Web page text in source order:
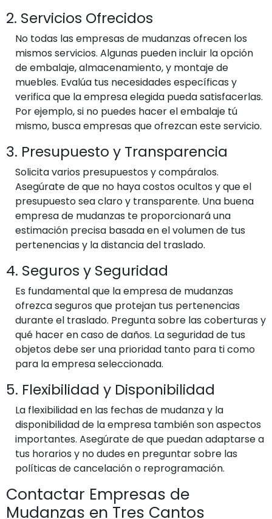
2. Servicios Ofrecidos
No todas las empresas de mudanzas ofrecen los
mismos servicios. Algunas pueden incluir la opción
de embalaje, almacenamiento, y montaje de
muebles. Evalúa tus necesidades específicas y
verifica que la empresa elegida pueda satisfacerlas.
Por ejemplo, si no puedes hacer el embalaje tú
mismo, busca empresas que ofrezcan este servicio.
3. Presupuesto y Transparencia
Solicita varios presupuestos y compáralos.
Asegúrate de que no haya costos ocultos y que el
presupuesto sea claro y transparente. Una buena
empresa de mudanzas te proporcionará una
estimación precisa basada en el volumen de tus
pertenencias y la distancia del traslado.
4. Seguros y Seguridad
Es fundamental que la empresa de mudanzas
ofrezca seguros que protejan tus pertenencias
durante el traslado. Pregunta sobre las coberturas y
qué hacer en caso de daños. La seguridad de tus
objetos debe ser una prioridad tanto para ti como
para la empresa seleccionada.
5. Flexibilidad y Disponibilidad
La flexibilidad en las fechas de mudanza y la
disponibilidad de la empresa también son aspectos
importantes. Asegúrate de que puedan adaptarse a
tus horarios y no dudes en preguntar sobre las
políticas de cancelación o reprogramación.
Contactar Empresas de
Mudanzas en Tres Cantos